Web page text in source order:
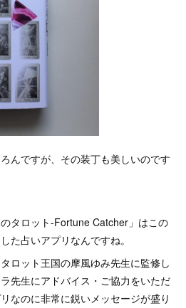
んですが、その装丁も美しいのです
タロット-Fortune Catcher」はこの
た占いアプリなんですね。
ロット王国の摩風ゆみ先生に監修し
先生にアドバイス・ご協力をいただ
なのに非常に鋭いメッセージが盛り